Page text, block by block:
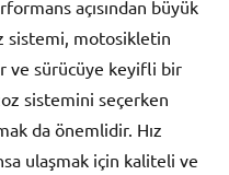
açısından büyük
sistemi, motosikletin
ve sürücüye keyifli bir
sistemini seçerken
da önemlidir. Hız
ulaşmak için kaliteli ve